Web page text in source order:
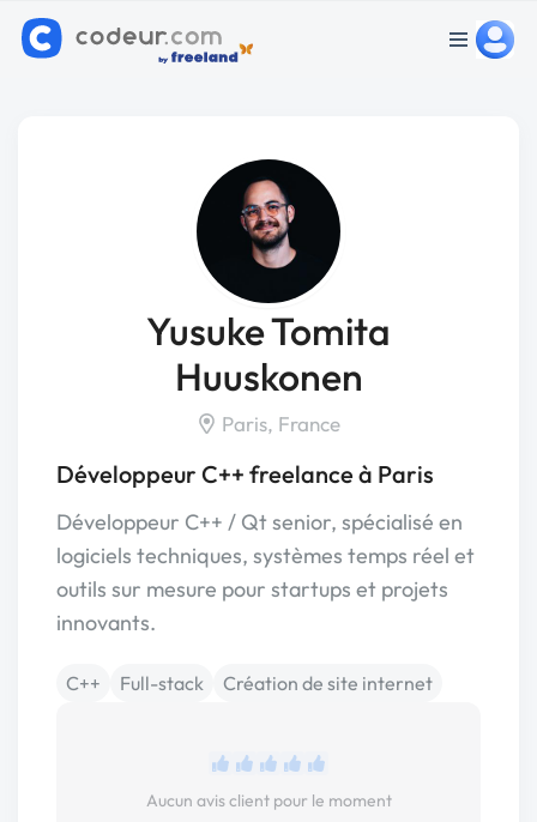
Yusuke Tomita
Huuskonen
Paris, France
Développeur C++ freelance à Paris
Développeur C++ / Qt senior, spécialisé en
logiciels techniques, systèmes temps réel et
outils sur mesure pour startups et projets
innovants.
C++ Full-stack Création de site internet
Aucun avis client pour le moment